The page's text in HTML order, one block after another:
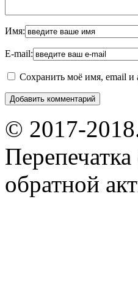
Имя:
E-mail:
Сохранить моё имя, email и
© 2017-
обратной